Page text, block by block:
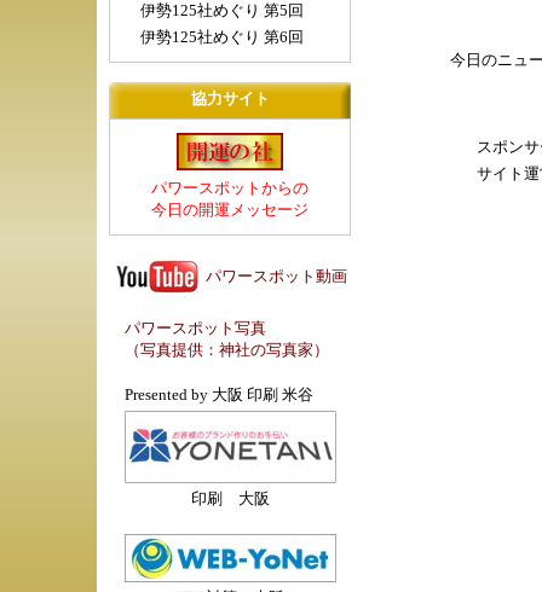
伊勢125社めぐり 第5回
伊勢125社めぐり 第6回
協力サイト
パワースポットからの
今日の開運メッセージ
パワースポット動画
パワースポット写真
（写真提供： 神社の写真家 ）
Presented by 大阪 印刷 米谷
印刷 大阪
今日のニュ
スポン
サイト